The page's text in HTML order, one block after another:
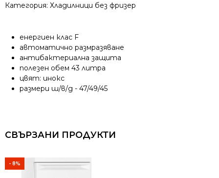
Категория: Хладилници без фризер
енергиен клас F
автоматично размразяване
антибактериална защита
полезен обем 43 литра
цвят: инокс
размери ш/в/д - 47/49/45
СВЪРЗАНИ ПРОДУКТИ
- 8%